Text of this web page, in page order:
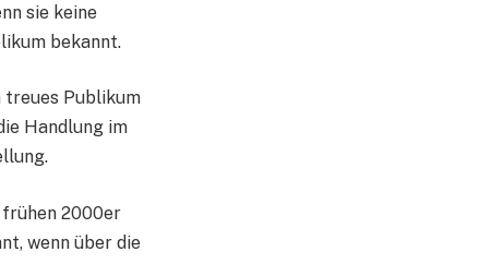
sie keine
bekannt.
treues Publikum
Handlung im
2000er
wenn über die